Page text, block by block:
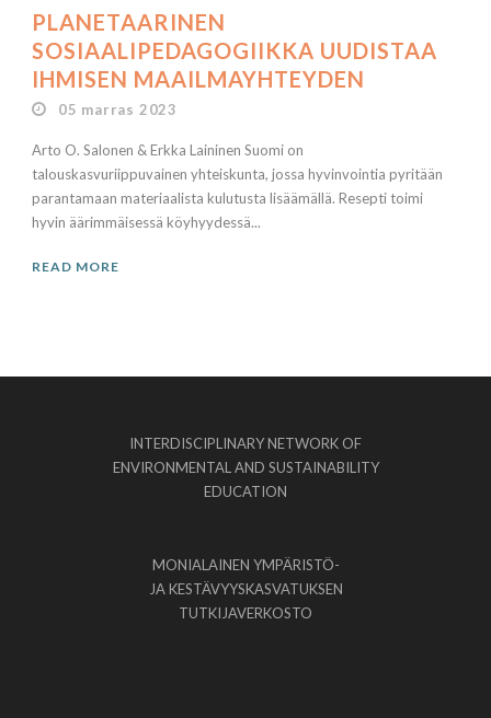
PLANETAARINEN
SOSIAALIPEDAGOGIIKKA UUDISTAA
IHMISEN MAAILMAYHTEYDEN
05 marras 2023
Arto O. Salonen & Erkka Laininen Suomi on
talouskasvuriippuvainen yhteiskunta, jossa hyvinvointia pyritään
parantamaan materiaalista kulutusta lisäämällä. Resepti toimi
hyvin äärimmäisessä köyhyydessä...
READ MORE
INTERDISCIPLINARY NETWORK OF
ENVIRONMENTAL AND SUSTAINABILITY
EDUCATION
MONIALAINEN YMPÄRISTÖ-
JA KESTÄVYYSKASVATUKSEN
TUTKIJAVERKOSTO